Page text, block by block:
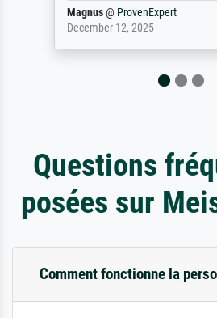
Dr.@ProvenExpert
February 3, 2026
Questions
posées sur
Comment fonctionne la